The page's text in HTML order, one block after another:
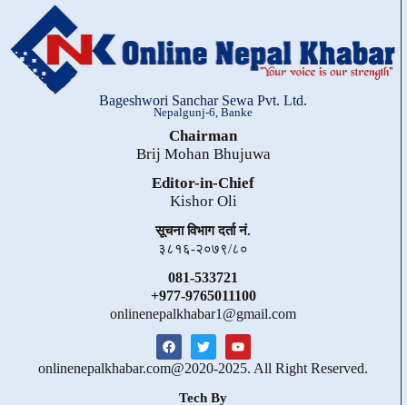
Bageshwori Sanchar Sewa Pvt. Ltd.
Nepalgunj-6, Banke
Chairman
Brij Mohan Bhujuwa
Editor-in-Chief
Kishor Oli
सूचना विभाग दर्ता नं.
३८१६-२०७९/८०
081-533721
+977-9765011100
onlinenepalkhabar1@gmail.com
onlinenepalkhabar.com@2020-2025. All Right Reserved.
Tech By